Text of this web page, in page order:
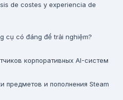
de costes y experiencia de
cụ có đáng để trải nghiệm?
корпоративных AI-систем
предметов и пополнения Steam